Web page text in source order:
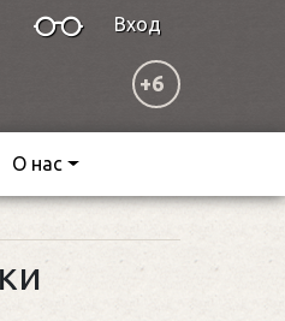
Вход
+6
О нас